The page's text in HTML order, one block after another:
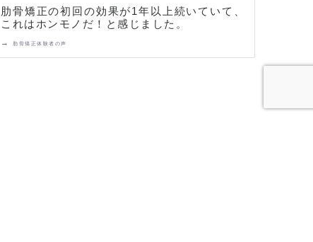
肋骨矯正の初回の効果が1年以上続いていて、
これはホンモノだ！と感じました。
→ 肋骨矯正体験者の声